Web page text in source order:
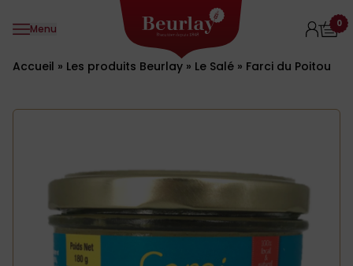
Menu 0
Accueil » Les produits Beurlay » Le Salé » Farci du Poitou